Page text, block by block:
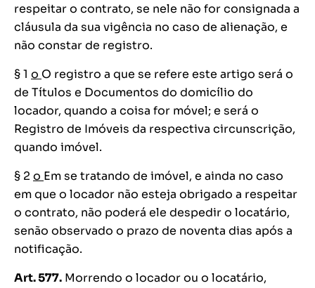
respeitar o contrato, se nele não for consignada a
cláusula da sua vigência no caso de alienação, e
não constar de registro.
§ 1 o O registro a que se refere este artigo será o
de Títulos e Documentos do domicílio do
locador, quando a coisa for móvel; e será o
Registro de Imóveis da respectiva circunscrição,
quando imóvel.
§ 2 o Em se tratando de imóvel, e ainda no caso
em que o locador não esteja obrigado a respeitar
o contrato, não poderá ele despedir o locatário,
senão observado o prazo de noventa dias após a
notificação.
Art. 577. Morrendo o locador ou o locatário,